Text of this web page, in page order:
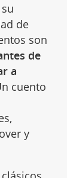
de
son
de
a
cuento
y